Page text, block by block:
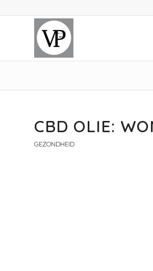
CBD OLIE:
GEZONDHEID